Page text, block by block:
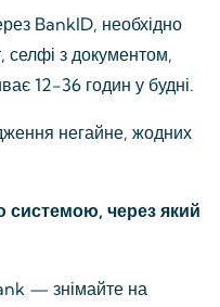
BankID, необхідно
селфі з документом,
12-36 годин у будні.
негайне, жодних
через який
— знімайте на